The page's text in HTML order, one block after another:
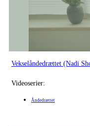
Vekselåndedrættet (Nadi
Videoserier:
Åndedrættet